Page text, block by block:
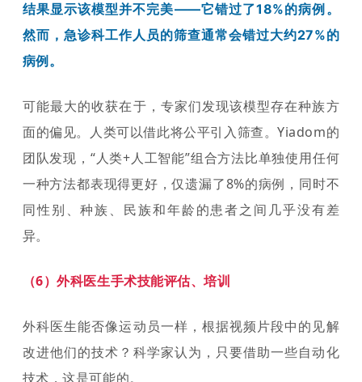
结果显示该模型并不完美——它错过了18%的病例。
然而，急诊科工作人员的筛查通常会错过大约27%的
病例。
可能最大的收获在于，专家们发现该模型存在种族方
面的偏见。人类可以借此将公平引入筛查。Yiadom的
团队发现，“人类+人工智能”组合方法比单独使用任何
一种方法都表现得更好，仅遗漏了8%的病例，同时不
同性别、种族、民族和年龄的患者之间几乎没有差
异。
（6）外科医生手术技能评估、培训
外科医生能否像运动员一样，根据视频片段中的见解
改进他们的技术？科学家认为，只要借助一些自动化
技术，这是可能的。